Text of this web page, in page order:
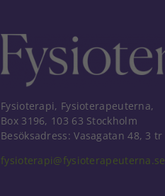
Fysioterapi, Fysioterapeuterna,
Box 3196, 103 63 Stockholm
Besöksadress: Vasagatan 48, 3 tr
fysioterapi@fysioterapeuterna.se